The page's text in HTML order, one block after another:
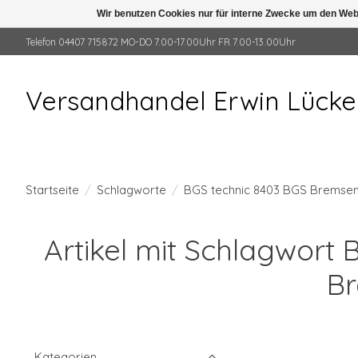
Telefon 04407 715872 MO-DO 7.00-17.00Uhr FR 7.00-13.00Uhr
Versandhandel Erwin
Startseite / Schlagworte / BGS technic 8403 BGS
Artikel mit Schlagwort
Wir benutzen Cookies nur für interne Zwecke um den